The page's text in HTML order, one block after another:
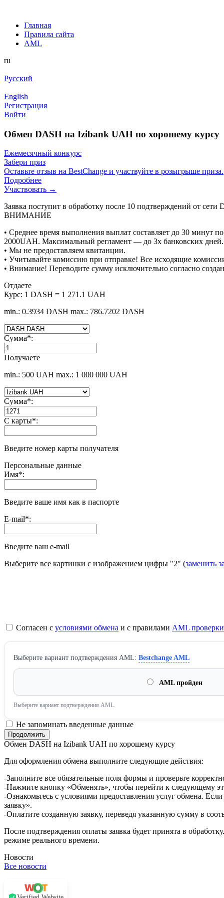
Главная
Правила сайта
AML
ru
Русский
English
Регистрация
Войти
Обмен DASH на Izibank UAH по хорошему курсу
Ежемесячный конкурс
Забери приз
Оставьте отзыв на BestChange и участвуйте в розыгрыше приза.
Подробнее
Участвовать →
Заявка поступит в обработку после 10 подтверждений от сети
ВНИМАНИЕ
• Среднее время выполнения выплат составляет до 30 минут
2000UAH. Максимальный регламент — до 3х банковских дней.
• Мы не предоставляем квитанции.
• Учитывайте комиссию при отправке! Все исходящие
• Внимание! Переводите сумму исключительно согласно
Отдаете
Курс: 1 DASH = 1 271.1 UAH
min.: 0.3934 DASH max.: 786.7202 DASH
Сумма*:
Получаете
min.: 500 UAH max.: 1 000 000 UAH
Сумма*:
С карты*:
Введите номер карты получателя
Персональные данные
Имя*:
Введите ваше имя как в паспорте
E-mail*:
Введите ваш e-mail
Выберите все картинки с изображением цифры "2" (заменить
Согласен с условиями обмена и с правилами AML проверки
Выберите вариант подтверждения AML: Bestchange AML
AML пройден
Выберите вариант подтверждения AML.
Не запоминать введенные данные
Обмен DASH на Izibank UAH по хорошему курсу
Для оформления обмена выполните следующие действия:
-Заполните все обязательные поля формы и проверьте
-Нажмите кнопку «Обменять», чтобы перейти к следующему
-Ознакомьтесь с условиями предоставления услуг обмена.
заявку».
-Оплатите созданную заявку, переведя указанную сумму в
После подтверждения оплаты заявка будет принята в
режиме реального времени.
Новости
Все новости